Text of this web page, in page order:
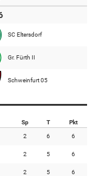
SC Eltersdorf
Gr. Fürth II
Schweinfurt 05
Sp T Pkt
2 6 6
2 5 6
2 5 6